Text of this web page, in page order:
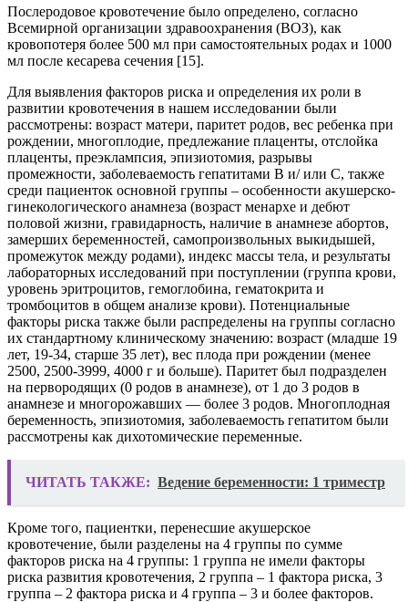
Послеродовое кровотечение было определено, согласно
Всемирной организации здравоохранения (ВОЗ), как
кровопотеря более 500 мл при самостоятельных родах и 1000
мл после кесарева сечения [15].
Для выявления факторов риска и определения их роли в
развитии кровотечения в нашем исследовании были
рассмотрены: возраст матери, паритет родов, вес ребенка при
рождении, многоплодие, предлежание плаценты, отслойка
плаценты, преэклампсия, эпизиотомия, разрывы
промежности, заболеваемость гепатитами В и/ или С, также
среди пациенток основной группы – особенности акушерско-
гинекологического анамнеза (возраст менархе и дебют
половой жизни, гравидарность, наличие в анамнезе абортов,
замерших беременностей, самопроизвольных выкидышей,
промежуток между родами), индекс массы тела, и результаты
лабораторных исследований при поступлении (группа крови,
уровень эритроцитов, гемоглобина, гематокрита и
тромбоцитов в общем анализе крови). Потенциальные
факторы риска также были распределены на группы согласно
их стандартному клиническому значению: возраст (младше 19
лет, 19-34, старше 35 лет), вес плода при рождении (менее
2500, 2500-3999, 4000 г и больше). Паритет был подразделен
на первородящих (0 родов в анамнезе), от 1 до 3 родов в
анамнезе и многорожавших — более 3 родов. Многоплодная
беременность, эпизиотомия, заболеваемость гепатитом были
рассмотрены как дихотомические переменные.
ЧИТАТЬ ТАКЖЕ: Ведение беременности: 1 триместр
Кроме того, пациентки, перенесшие акушерское
кровотечение, были разделены на 4 группы по сумме
факторов риска на 4 группы: 1 группа не имели факторы
риска развития кровотечения, 2 группа – 1 фактора риска, 3
группа – 2 фактора риска и 4 группа – 3 и более факторов.